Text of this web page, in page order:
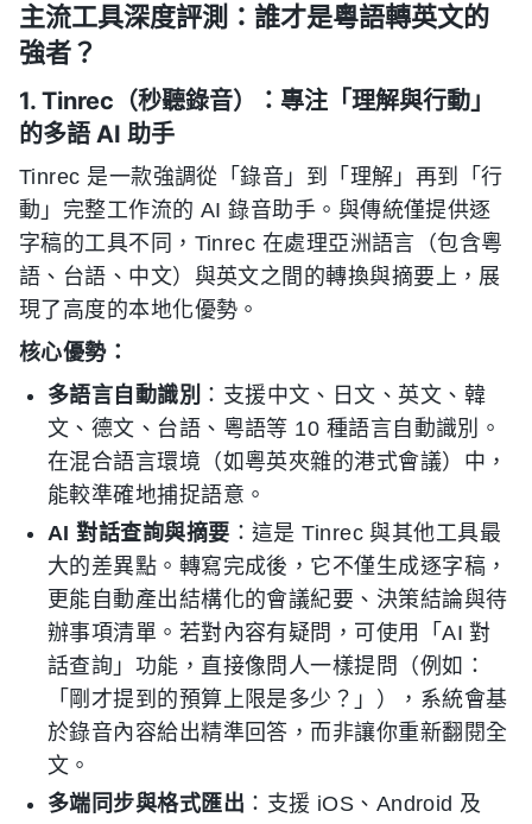
主流工具深度評測：誰才是粵語轉英文的
強者？
1. Tinrec（秒聽錄音）：專注「理解與行動」
的多語 AI 助手
Tinrec 是一款強調從「錄音」到「理解」再到「行
動」完整工作流的 AI 錄音助手。與傳統僅提供逐
字稿的工具不同，Tinrec 在處理亞洲語言（包含粵
語、台語、中文）與英文之間的轉換與摘要上，展
現了高度的本地化優勢。
核心優勢：
多語言自動識別 ：支援中文、日文、英文、韓
文、德文、台語、粵語等 10 種語言自動識別。
在混合語言環境（如粵英夾雜的港式會議）中，
能較準確地捕捉語意。
AI 對話查詢與摘要 ：這是 Tinrec 與其他工具最
大的差異點。轉寫完成後，它不僅生成逐字稿，
更能自動產出結構化的會議紀要、決策結論與待
辦事項清單。若對內容有疑問，可使用「AI 對
話查詢」功能，直接像問人一樣提問（例如：
「剛才提到的預算上限是多少？」），系統會基
於錄音內容給出精準回答，而非讓你重新翻閱全
文。
多端同步與格式匯出 ：支援 iOS、Android 及